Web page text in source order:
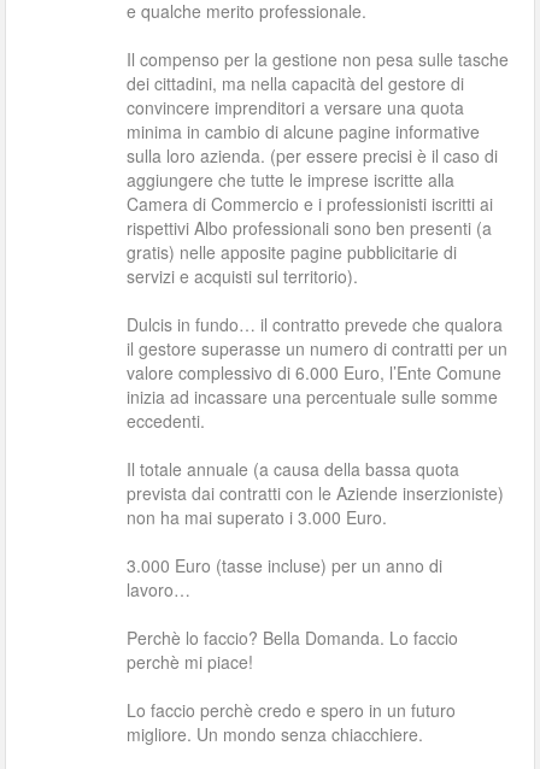
e qualche merito professionale.
Il compenso per la gestione non pesa sulle tasche
dei cittadini, ma nella capacità del gestore di
convincere imprenditori a versare una quota
minima in cambio di alcune pagine informative
sulla loro azienda. (per essere precisi è il caso di
aggiungere che tutte le imprese iscritte alla
Camera di Commercio e i professionisti iscritti ai
rispettivi Albo professionali sono ben presenti (a
gratis) nelle apposite pagine pubblicitarie di
servizi e acquisti sul territorio).
Dulcis in fundo… il contratto prevede che qualora
il gestore superasse un numero di contratti per un
valore complessivo di 6.000 Euro, l’Ente Comune
inizia ad incassare una percentuale sulle somme
eccedenti.
Il totale annuale (a causa della bassa quota
prevista dai contratti con le Aziende inserzioniste)
non ha mai superato i 3.000 Euro.
3.000 Euro (tasse incluse) per un anno di
lavoro…
Perchè lo faccio? Bella Domanda. Lo faccio
perchè mi piace!
Lo faccio perchè credo e spero in un futuro
migliore. Un mondo senza chiacchiere.